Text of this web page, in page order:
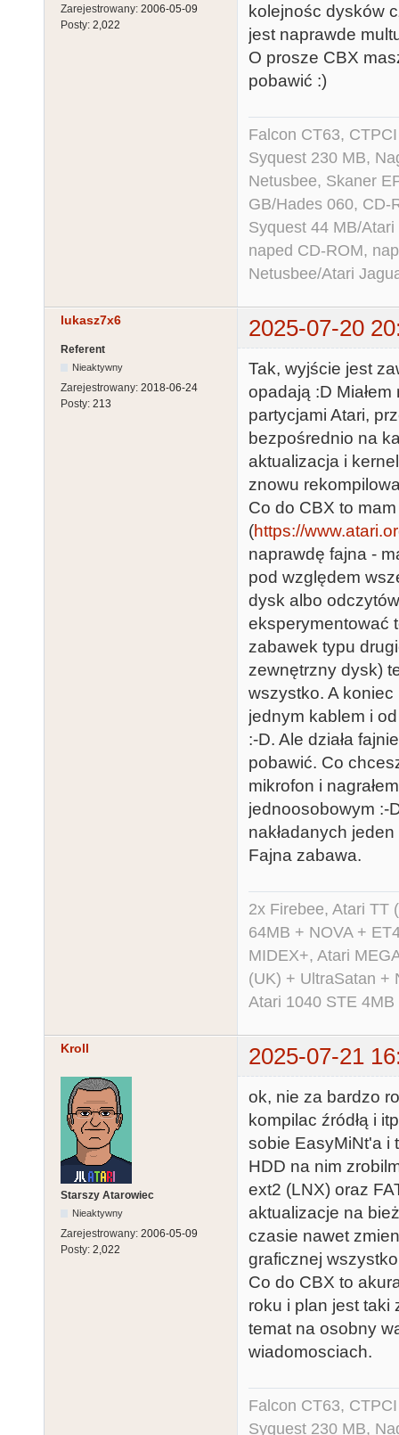
Zarejestrowany: 2006-05-09
Posty: 2,022
kolejnośc dysków
jest naprawde
O prosze CBX
pobawić :)
Falcon CT63,
Syquest 230 MB,
Netusbee, Skaner
GB/Hades 060, CD-
Syquest 44 MB/
naped CD-ROM,
Netusbee/Atari
lukasz7x6 2025-07-20
Referent
Nieaktywny
Zarejestrowany: 2018-06-24
Posty: 213
Tak, wyjście jest
opadają :D
partycjami Atari,
bezpośrednio na
aktualizacja i
znowu
Co do CBX to
(https://
naprawdę fajna -
pod względem
dysk albo
eksperymentować
zabawek typu
zewnętrzny dysk)
wszystko. A koniec
jednym kablem i
:-D. Ale działa
pobawić. Co
mikrofon i
jednoosobowym :-
nakładanych
Fajna zabawa.
2x Firebee, Atari TT
64MB + NOVA +
MIDEX+, Atari
(UK) + UltraSatan +
Atari 1040 STE
Kroll 2025-07-21
Starszy Atarowiec
Nieaktywny
Zarejestrowany: 2006-05-09
Posty: 2,022
ok, nie za bardzo
kompilac źródłą i
sobie EasyMiNt'a i
HDD na nim
ext2 (LNX) oraz
aktualizacje na
czasie nawet
graficznej
Co do CBX to
roku i plan jest taki
temat na osobny
wiadomosciach.
Falcon CT63,
Syquest 230 MB,